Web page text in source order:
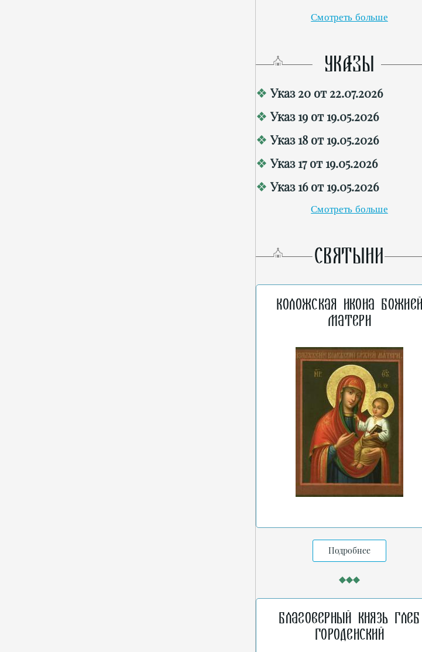
Смотреть больше
УКАЗЫ
Указ 20 от 22.07.2026
Указ 19 от 19.05.2026
Указ 18 от 19.05.2026
Указ 17 от 19.05.2026
Указ 16 от 19.05.2026
Смотреть больше
СВЯТЫНИ
Коложская икона
Матери
Подробнее
Благоверный князь Глеб
Городенский